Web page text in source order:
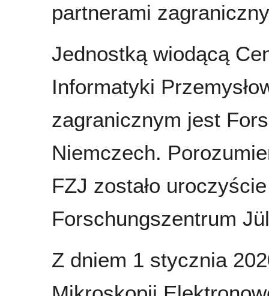
partnerami
Jednostką wiodącą
Informatyki
zagranicznym jest
Niemczech.
FZJ zostało
Forschungszentrum
Z dniem 1 stycznia